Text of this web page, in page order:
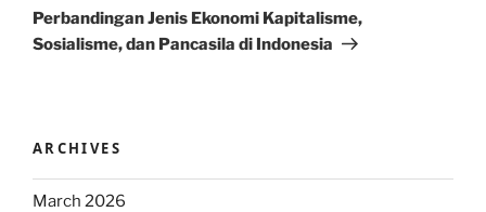
Post
Perbandingan Jenis Ekonomi Kapitalisme,
Sosialisme, dan Pancasila di Indonesia
ARCHIVES
March 2026